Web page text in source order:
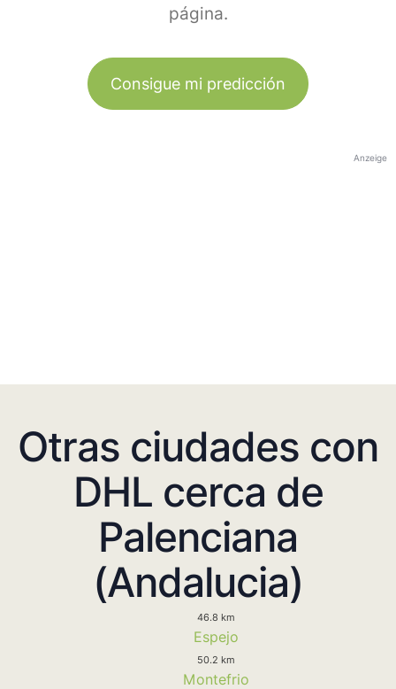
página.
Consigue mi predicción
Anzeige
Otras ciudades con
DHL cerca de
Palenciana
(Andalucia)
46.8 km
Espejo
50.2 km
Montefrio